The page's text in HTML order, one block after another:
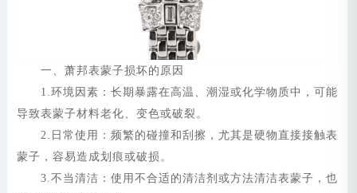
一、萧邦表蒙子损坏的原因
1.环境因素：长期暴露在高温、潮湿或化学物质中，可能
导致表蒙子材料老化、变色或破裂。
2.日常使用：频繁的碰撞和刮擦，尤其是硬物直接接触表
蒙子，容易造成划痕或破损。
3.不当清洁：使用不合适的清洁剂或方法清洁表蒙子，也